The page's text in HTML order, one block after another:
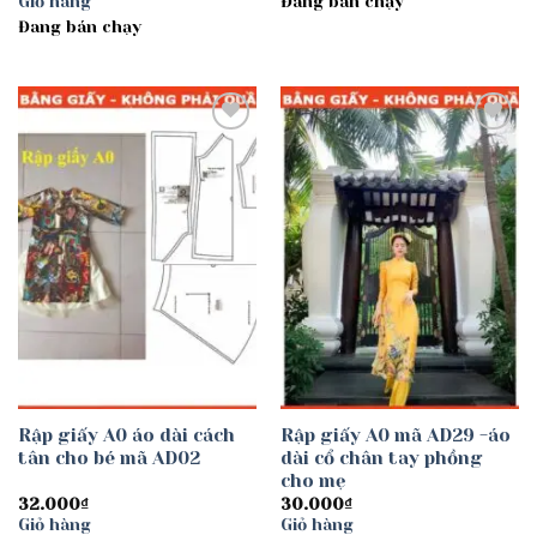
Đang bán chạy
Add to
wishlist
Rập giấy A0 áo dài cách
tân cho bé mã AD02
32.000₫
Giỏ hàng
Add to
wishlist
Rập giấy A0 mã AD29 -áo
dài cổ chân tay phồng
cho mẹ
30.000₫
Giỏ hàng